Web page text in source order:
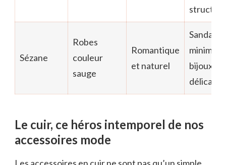
Sézane
Robes
couleur
sauge
Romantique
et naturel
Sandales
bijoux
délicats
Le cuir, ce héros intemporel de nos
accessoires mode